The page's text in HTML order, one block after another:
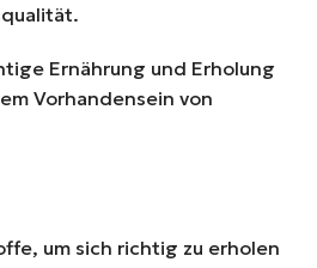
Ernährung und Erholung
Vorhandensein von
um sich richtig zu erholen